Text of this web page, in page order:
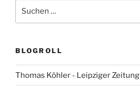
nach:
BLOGROLL
Thomas Köhler - Leipziger Zeitung